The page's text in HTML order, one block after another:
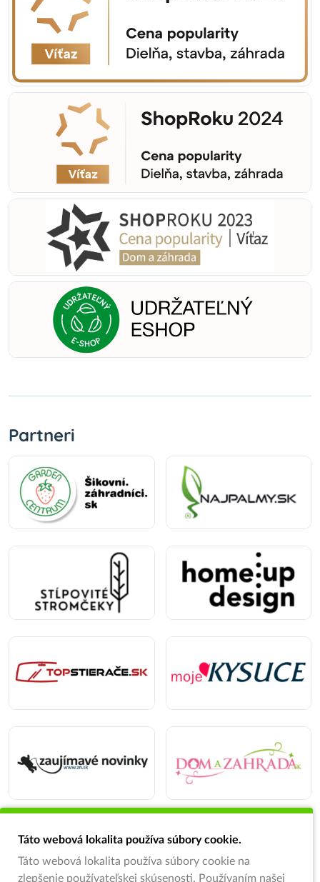
Partneri
Táto webová lokalita používa súbory cookie.
Táto webová lokalita používa súbory cookie na
zlepšenie používateľskej skúsenosti. Používaním našej